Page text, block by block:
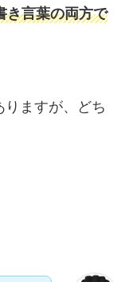
き言葉の両方で
りますが、どち